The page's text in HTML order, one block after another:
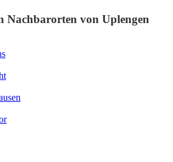
Nachbarorten von Uplengen